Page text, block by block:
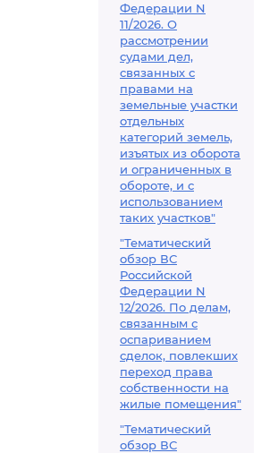
Федерации N
11/2026. О
рассмотрении
судами дел,
связанных с
правами на
земельные участки
отдельных
категорий земель,
изъятых из оборота
и ограниченных в
обороте, и с
использованием
таких участков"
"Тематический
обзор ВС
Российской
Федерации N
12/2026. По делам,
связанным с
оспариванием
сделок, повлекших
переход права
собственности на
жилые помещения"
"Тематический
обзор ВС